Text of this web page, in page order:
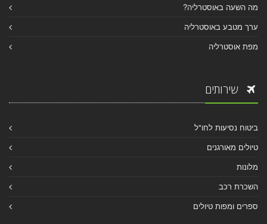
מה השעה באוסטרליה?
ערך מטבע באוסטרליה
מפת אוסטרליה
שירותים
ביטוח נסיעות לחו"ל
טיולים מאורגנים
מלונות
השכרת רכב
ספרים ומפות טיולים